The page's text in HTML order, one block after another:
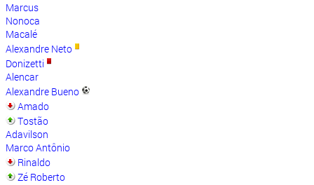
Marcus
Nonoca
Macalé
Alexandre Neto
Donizetti
Alencar
Alexandre Bueno
Amado
Tostão
Adavilson
Marco Antônio
Rinaldo
Zé Roberto